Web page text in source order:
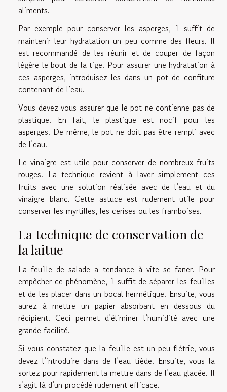
aliments.
Par exemple pour conserver les asperges, il suffit de
maintenir leur hydratation un peu comme des fleurs. Il
est recommandé de les réunir et de couper de façon
légère le bout de la tige. Pour assurer une hydratation à
ces asperges, introduisez-les dans un pot de confiture
contenant de l’eau.
Vous devez vous assurer que le pot ne contienne pas de
plastique. En fait, le plastique est nocif pour les
asperges. De même, le pot ne doit pas être rempli avec
de l’eau.
Le vinaigre est utile pour conserver de nombreux fruits
rouges. La technique revient à laver simplement ces
fruits avec une solution réalisée avec de l’eau et du
vinaigre blanc. Cette astuce est rudement utile pour
conserver les myrtilles, les cerises ou les framboises.
La technique de conservation de
la laitue
La feuille de salade a tendance à vite se faner. Pour
empêcher ce phénomène, il suffit de séparer les feuilles
et de les placer dans un bocal hermétique. Ensuite, vous
aurez à mettre un papier absorbant en dessous du
récipient. Ceci permet d’éliminer l’humidité avec une
grande facilité.
Si vous constatez que la feuille est un peu flétrie, vous
devez l’introduire dans de l’eau tiède. Ensuite, vous la
sortez pour rapidement la mettre dans de l’eau glacée. Il
s’agit là d’un procédé rudement efficace.